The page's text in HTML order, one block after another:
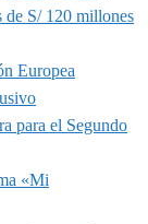
S/ 120 millones
Europea
para el Segundo
«Mi